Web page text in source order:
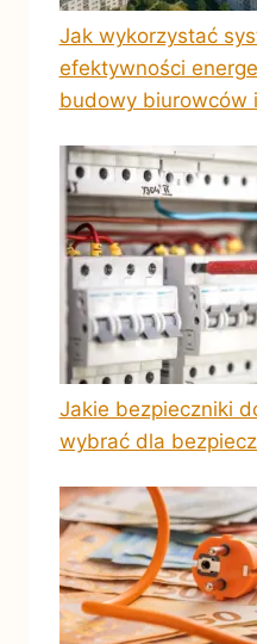
Jak wykorzystać
efektywności
budowy biurowców
Jakie bezpieczniki
wybrać dla